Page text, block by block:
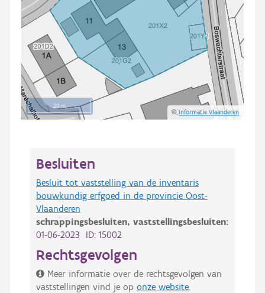
20 m
©Informatie Vlaanderen
Besluiten
Besluit tot vaststelling van de inventaris
bouwkundig erfgoed in de provincie Oost-
Vlaanderen
schrappingsbesluiten, vaststellingsbesluiten:
01-06-2023 ID: 15002
Rechtsgevolgen
Meer informatie over de rechtsgevolgen van
vaststellingen vind je op onze website